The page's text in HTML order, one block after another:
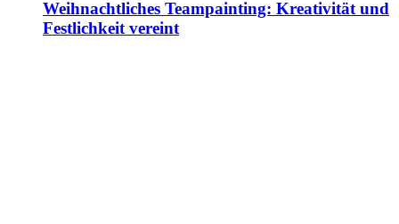
Weihnachtliches Teampainting: Kreativität und
Festlichkeit vereint